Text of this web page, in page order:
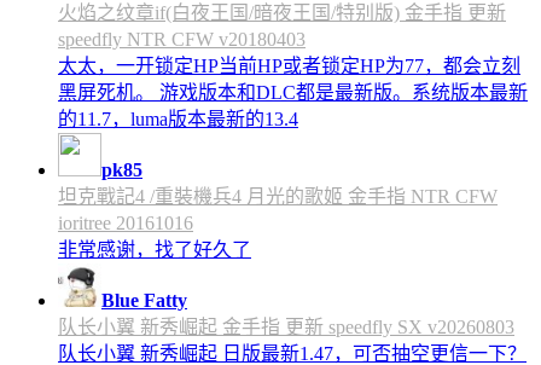
火焰之纹章if(白夜王国/暗夜王国/特别版) 金手指 更新
speedfly NTR CFW v20180403
太太，一开锁定HP当前HP或者锁定HP为77，都会立刻
黑屏死机。 游戏版本和DLC都是最新版。系统版本最新
的11.7，luma版本最新的13.4
pk85
坦克戰記4 /重裝機兵4 月光的歌姬 金手指 NTR CFW
ioritree 20161016
非常感谢，找了好久了
Blue Fatty
队长小翼 新秀崛起 金手指 更新 speedfly SX v20260803
队长小翼 新秀崛起 日版最新1.47，可否抽空更信一下？